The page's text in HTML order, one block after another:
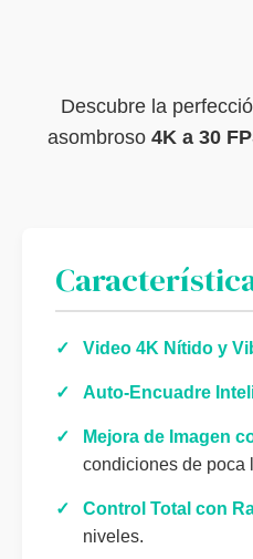
Descubre la
asombroso 4K a 30
✓ Video 4K Nítido y
✓ Auto-Encuadre
✓ Mejora de Imagen
condiciones de poca
✓ Control Total con
niveles.